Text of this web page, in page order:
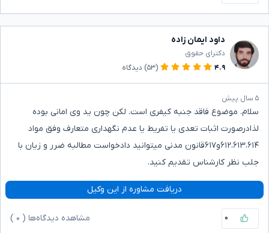
داود ایمان زاده
دکترای حقوق
۴.۹
(۵۳) دیدگاه
۵ سال پیش
سلام. موضوع فاقد جنبه کیفری است. لکن چون ید وی امانی بوده
لذادرصورت اثبات تعدی یا تفریط یا عدم نگهداری متعارف وفق مواد
۶۱۲،۶۱۳،۶۱۴و۶۱۷قانون مدنی میتوانید دادخواست مطالبه ضرر و زیان با
جلب نظر کارشناس تقدیم کنید.
دریافت مشاوره از این وکیل
۰ مشاهده دیدگاه‌ها ( ۰